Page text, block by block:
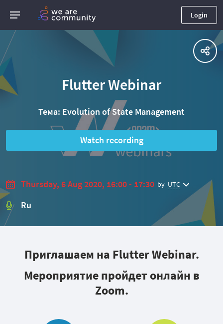
Login
Flutter Webinar
Тема: Evolution of State Management
Watch recording
Thursday, 6 Aug 2020, 16:00 - 17:30 by UTC
Ru
Приглашаем на Flutter Webinar.
Мероприятие пройдет онлайн в
Zoom.